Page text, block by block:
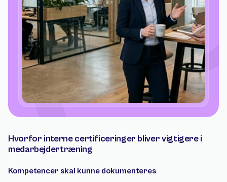
Hvorfor interne certificeringer bliver vigtigere i
medarbejdertræning
Kompetencer skal kunne dokumenteres